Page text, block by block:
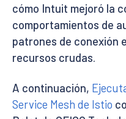
cómo Intuit mejoró la
comportamientos de
patrones de conexión
recursos crudas.
A continuación,
Service Mesh de Istio